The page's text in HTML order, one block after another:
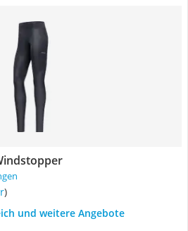
)
und weitere Angebote